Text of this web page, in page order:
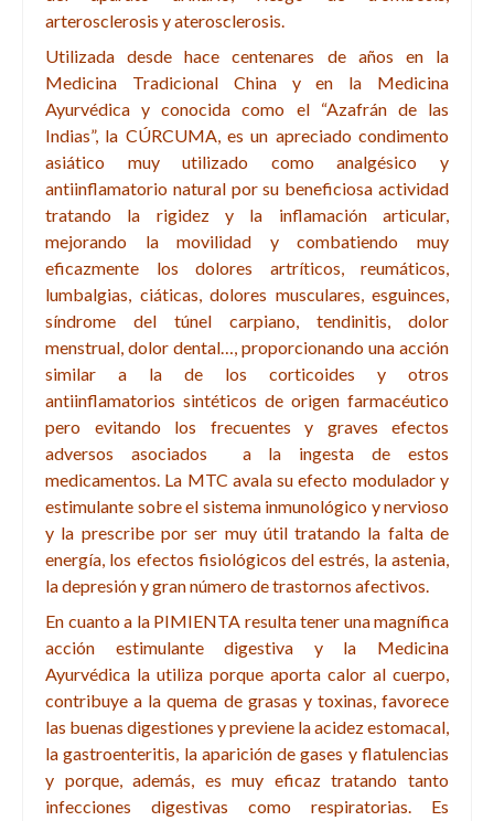
arterosclerosis y aterosclerosis.
Utilizada desde hace centenares de años en la
Medicina Tradicional China y en la Medicina
Ayurvédica y conocida como el “Azafrán de las
Indias”, la CÚRCUMA, es un apreciado condimento
asiático muy utilizado como analgésico y
antiinflamatorio natural por su beneficiosa actividad
tratando la rigidez y la inflamación articular,
mejorando la movilidad y combatiendo muy
eficazmente los dolores artríticos, reumáticos,
lumbalgias, ciáticas, dolores musculares, esguinces,
síndrome del túnel carpiano, tendinitis, dolor
menstrual, dolor dental…, proporcionando una acción
similar a la de los corticoides y otros
antiinflamatorios sintéticos de origen farmacéutico
pero evitando los frecuentes y graves efectos
adversos asociados a la ingesta de estos
medicamentos. La MTC avala su efecto modulador y
estimulante sobre el sistema inmunológico y nervioso
y la prescribe por ser muy útil tratando la falta de
energía, los efectos fisiológicos del estrés, la astenia,
la depresión y gran número de trastornos afectivos.
En cuanto a la PIMIENTA resulta tener una magnífica
acción estimulante digestiva y la Medicina
Ayurvédica la utiliza porque aporta calor al cuerpo,
contribuye a la quema de grasas y toxinas, favorece
las buenas digestiones y previene la acidez estomacal,
la gastroenteritis, la aparición de gases y flatulencias
y porque, además, es muy eficaz tratando tanto
infecciones digestivas como respiratorias. Es